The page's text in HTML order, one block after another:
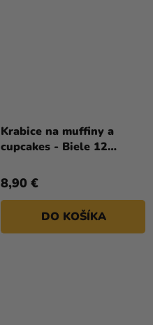
Krabice na muffiny a
cupcakes - Biele 12
8,90 €
DO KOŠÍKA